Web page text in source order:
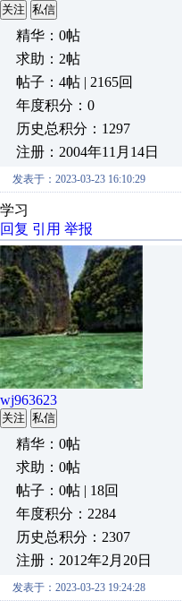
关注 私信
精华：0帖
求助：2帖
帖子：4帖 | 2165回
年度积分：0
历史总积分：1297
注册：2004年11月14日
发表于：2023-03-23 16:10:29
学习
回复 引用 举报
wj963623
关注 私信
精华：0帖
求助：0帖
帖子：0帖 | 18回
年度积分：2284
历史总积分：2307
注册：2012年2月20日
发表于：2023-03-23 19:24:28